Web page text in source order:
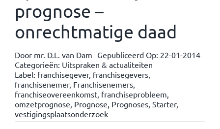
prognose –
onrechtmatige daad
Door mr. D.L. van Dam Gepubliceerd Op: 22-01-2014
Categorieën: Uitspraken & actualiteiten
Label: franchisegever, franchisegevers,
franchisenemer, Franchisenemers,
franchiseovereenkomst, franchiseprobleem,
omzetprognose, Prognose, Prognoses, Starter,
vestigingsplaatsonderzoek